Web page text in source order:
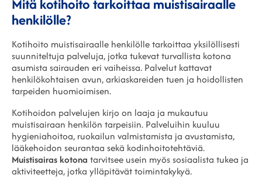
henkilölle?
Kotihoito muistisairaalle henkilölle tarkoittaa yksilöllisesti
suunniteltuja palveluja, jotka tukevat turvallista kotona
asumista sairauden eri vaiheissa. Palvelut kattavat
henkilökohtaisen avun, arkiaskareiden tuen ja hoidollisten
tarpeiden huomioimisen.
Kotihoidon palvelujen kirjo on laaja ja mukautuu
muistisairaan henkilön tarpeisiin. Palveluihin kuuluu
hygieniahoitoa, ruokailun valmistamista ja avustamista,
lääkehoidon seurantaa sekä kodinhoitotehtäviä.
Muistisairas kotona tarvitsee usein myös sosiaalista tukea ja
aktiviteetteja, jotka ylläpitävät toimintakykyä.